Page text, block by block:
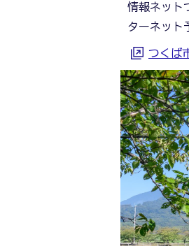
情報ネット
ターネット
つくば